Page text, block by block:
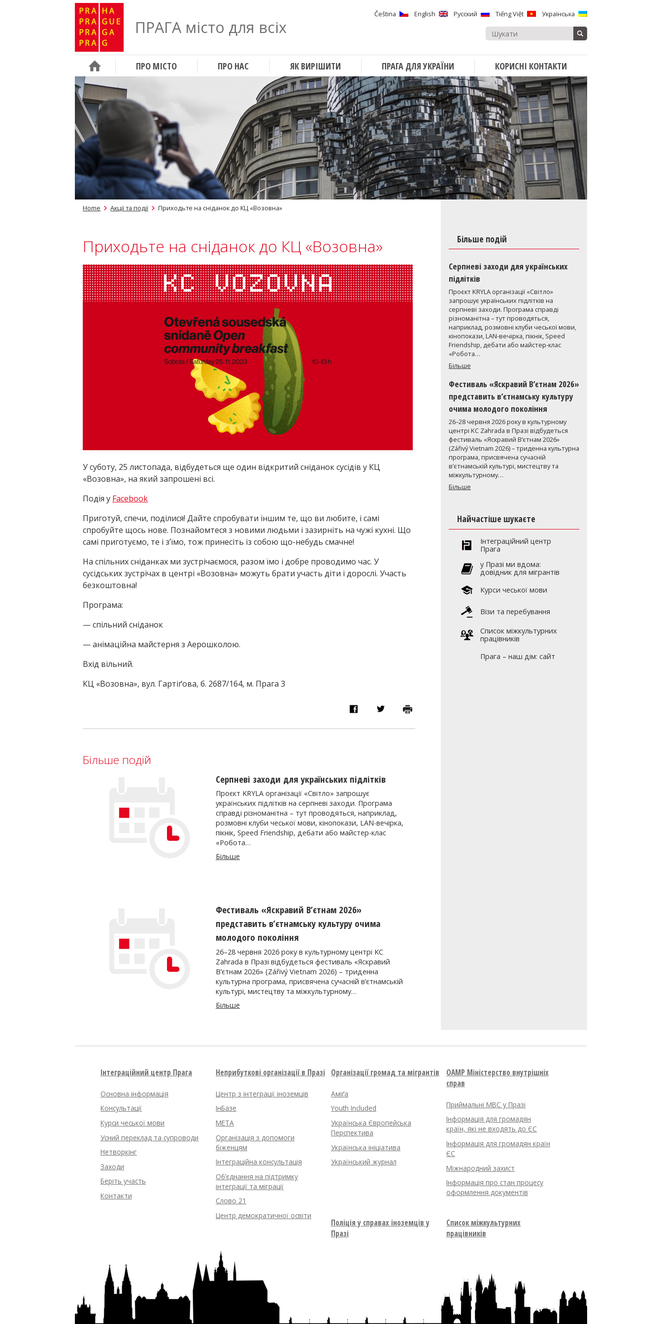
ПРАГА місто для всіх
Čeština English Русский Tiếng Việt Українська
ПРО МІСТО ПРО НАС ЯК ВИРІШИТИ ПРАГА ДЛЯ УКРАЇНИ КОРИСНІ КОНТАКТИ
Home Акції та події Приходьте на сніданок до КЦ «Возовна»
Приходьте на сніданок до КЦ «Возовна»
У суботу, 25 листопада, відбудеться ще один відкритий сніданок сусідів у КЦ
«Возовна», на який запрошені всі.
Подія у Facebook
Приготуй, спечи, поділися! Дайте спробувати іншим те, що ви любите, і самі
спробуйте щось нове. Познайомтеся з новими людьми і зазирніть на чужі кухні. Що
самі приготуємо, те і з’їмо, тож принесіть із собою що-небудь смачне!
На спільних сніданках ми зустрічаємося, разом їмо і добре проводимо час. У
сусідських зустрічах в центрі «Возовна» можуть брати участь діти і дорослі. Участь
безкоштовна!
Програма:
— спільний сніданок
— анімаційна майстерня з Аерошколою.
Вхід вільний.
КЦ «Возовна», вул. Гартіґова, б. 2687/164, м. Прага 3
Більше подій
Серпневі заходи для українських підлітків
Проєкт KRYLA організації «Світло» запрошує
українських підлітків на серпневі заходи. Програма
справді різноманітна – тут проводяться, наприклад,
розмовні клуби чеської мови, кінопокази, LAN-вечірка,
пікнік, Speed Friendship, дебати або майстер-клас
«Робота…
Більше
Фестиваль «Яскравий В’єтнам 2026»
представить в’єтнамську культуру очима
молодого покоління
26–28 червня 2026 року в культурному центрі KC
Zahrada в Празі відбудеться фестиваль «Яскравий
В’єтнам 2026» (Zářivý Vietnam 2026) – триденна
культурна програма, присвячена сучасній в’єтнамській
культурі, мистецтву та міжкультурному…
Більше
Більше подій
Серпневі заходи для українських
підлітків
Проєкт KRYLA організації «Світло»
запрошує українських підлітків на
серпневі заходи. Програма справді
різноманітна – тут проводяться,
наприклад, розмовні клуби чеської мови,
кінопокази, LAN-вечірка, пікнік, Speed
Friendship, дебати або майстер-клас
«Робота…
Більше
Фестиваль «Яскравий В’єтнам 2026»
представить в’єтнамську культуру
очима молодого покоління
26–28 червня 2026 року в культурному
центрі KC Zahrada в Празі відбудеться
фестиваль «Яскравий В’єтнам 2026»
(Zářivý Vietnam 2026) – триденна культурна
програма, присвячена сучасній
в’єтнамській культурі, мистецтву та
міжкультурному…
Більше
Найчастіше шукаєте
Інтеграційний центр
Прага
y Празі ми вдома:
довідник для мігрантів
Курси чеської мови
Візи та перебування
Список міжкультурних
працівників
Прага – наш дім: сайт
Інтеграційний центр Прага
Основна інформація
Консультації
Курси чеської мови
Усний переклад та супроводи
Нетворкінг
Заходи
Беріть участь
Контакти
Неприбуткові організації в Празі
Центр з інтеграції іноземців
ІнБазе
META
Організація з допомоги
біженцям
Інтеграційна консультація
Об’єднання на підтримку
інтеграції та міграції
Слово 21
Центр демократичної освіти
Організації громад та мігрантів
Аміґа
Youth Included
Українська Європейська
Перспектива
Українська ініціатива
Український журнал
OAMP Міністерство внутрішніх
справ
Приймальні МВС у Празі
Інформація для громадян
країн, які не входять до ЄС
Інформація для громадян країн
ЄС
Міжнародний захист
Інформація про стан процесу
оформлення документів
Поліція у справах іноземців у
Празі
Список міжкультурних
працівників